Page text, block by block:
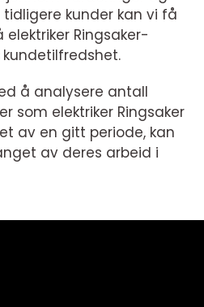
kunder kan vi få
Ringsaker-
å analysere antall
som elektriker Ringsaker
av en gitt periode, kan
av deres arbeid i